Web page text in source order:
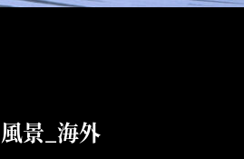
風景_海外